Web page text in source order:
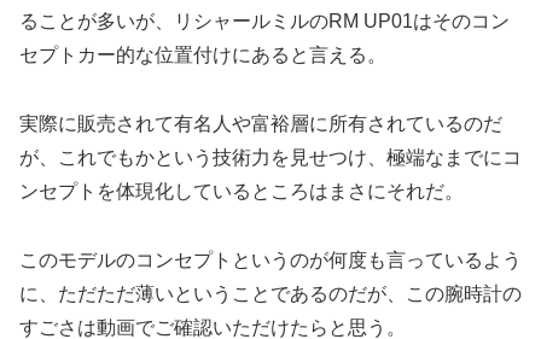
ることが多いが、リシャールミルのRM UP01はそのコン
セプトカー的な位置付けにあると言える。
実際に販売されて有名人や富裕層に所有されているのだ
が、これでもかという技術力を見せつけ、極端なまでにコ
ンセプトを体現化しているところはまさにそれだ。
このモデルのコンセプトというのが何度も言っているよう
に、ただただ薄いということであるのだが、この腕時計の
すごさは動画でご確認いただけたらと思う。